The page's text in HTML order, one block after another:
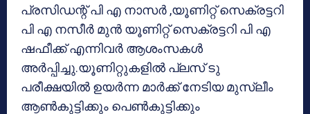
പ്രസിഡന്റ് പി എ നാസര്‍ ,യൂണിറ്റ് സെക്രട്ടറി
പി എ നസീര്‍ മുന്‍ യൂണിറ്റ് സെക്രട്ടറി പി എ
ഷഫീക്ക് എന്നിവര്‍ ആശംസകള്‍
അര്‍പ്പിച്ചു.യൂണിറ്റുകളില്‍ പ്ലസ് ടു
പരീക്ഷയില്‍ ഉയര്‍ന്ന മാര്‍ക്ക് നേടിയ മുസ്ലീം
ആണ്‍കുട്ടിക്കും പെണ്‍കുട്ടിക്കും